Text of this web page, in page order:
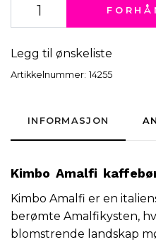
Legg til ønskeliste
Artikkelnummer: 14255
INFORMASJON
Kimbo Amalfi
Kimbo Amalfi er en
berømte Amalfikysten,
blomstrende landskap